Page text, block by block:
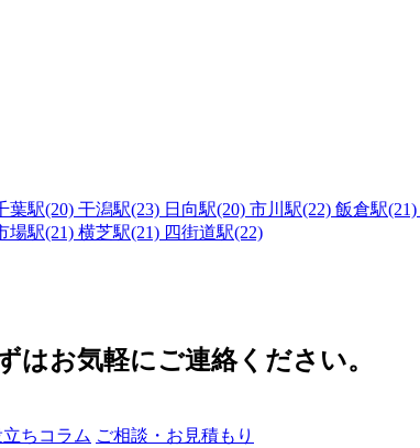
葉駅(20) 干潟駅(23) 日向駅(20) 市川駅(22) 飯倉駅(21)
場駅(21) 横芝駅(21) 四街道駅(22)
はお気軽にご連絡ください。
ちコラム ご相談・お見積もり